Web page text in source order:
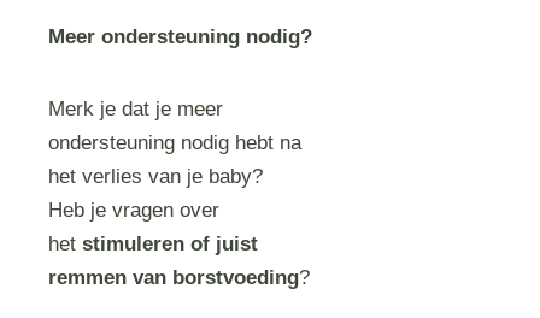
Meer ondersteuning nodig?
Merk je dat je meer
ondersteuning nodig hebt na
het verlies van je baby?
Heb je vragen over
hetstimuleren of juist
remmen van borstvoeding?